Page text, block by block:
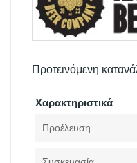
Προτεινόμενη
Χαρακτηριστικά
Προέλευση